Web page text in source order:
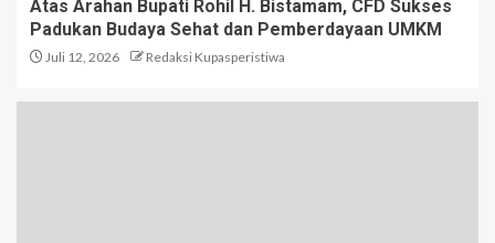
Atas Arahan Bupati Rohil H. Bistamam, CFD Sukses
Padukan Budaya Sehat dan Pemberdayaan UMKM
Juli 12, 2026 Redaksi Kupasperistiwa